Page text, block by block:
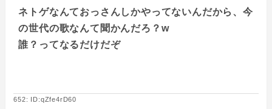
ネトゲなんておっさんしかやってないんだから、今
の世代の歌なんて聞かんだろ？w
誰？ってなるだけだぞ
652: ID:qZfe4rD60